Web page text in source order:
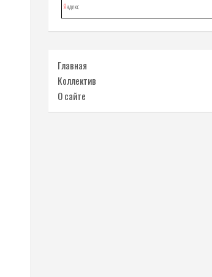
Главная
Коллектив
О сайте